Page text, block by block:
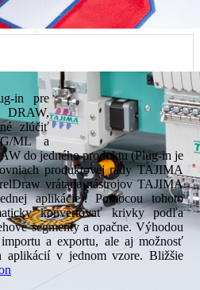
in pre
DRAW,
zlúčiť
ML a
do jedného produktu (Plug-in je
produktovej rady TAJIMA
vrátane nástrojov TAJIMA
aplikácie). Pomocou tohoto
konvertovať krivky podľa
segmenty a opačne. Výhodou
a exportu, ale aj možnosť
aplikácií v jednom vzore. Bližšie